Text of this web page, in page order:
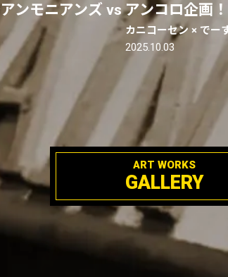
ンモニアンズ vs アンコロ企画
カニコーセン × でー
2025.10.03
ART WORKS
GALLERY